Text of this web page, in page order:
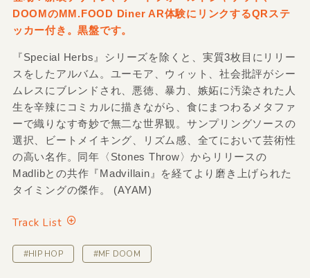
DOOMのMM.FOOD Diner AR体験にリンクするQRステ
ッカー付き。黒盤です。
『Special Herbs』シリーズを除くと、実質3枚目にリリー
スをしたアルバム。ユーモア、ウィット、社会批評がシー
ムレスにブレンドされ、悪徳、暴力、嫉妬に汚染された人
生を辛辣にコミカルに描きながら、食にまつわるメタファ
ーで織りなす奇妙で無二な世界観。サンプリングソースの
選択、ビートメイキング、リズム感、全てにおいて芸術性
の高い名作。同年〈Stones Throw〉からリリースの
Madlibとの共作『Madvillain』を経てより磨き上げられた
タイミングの傑作。 (AYAM)
Track List
#HIP HOP #MF DOOM